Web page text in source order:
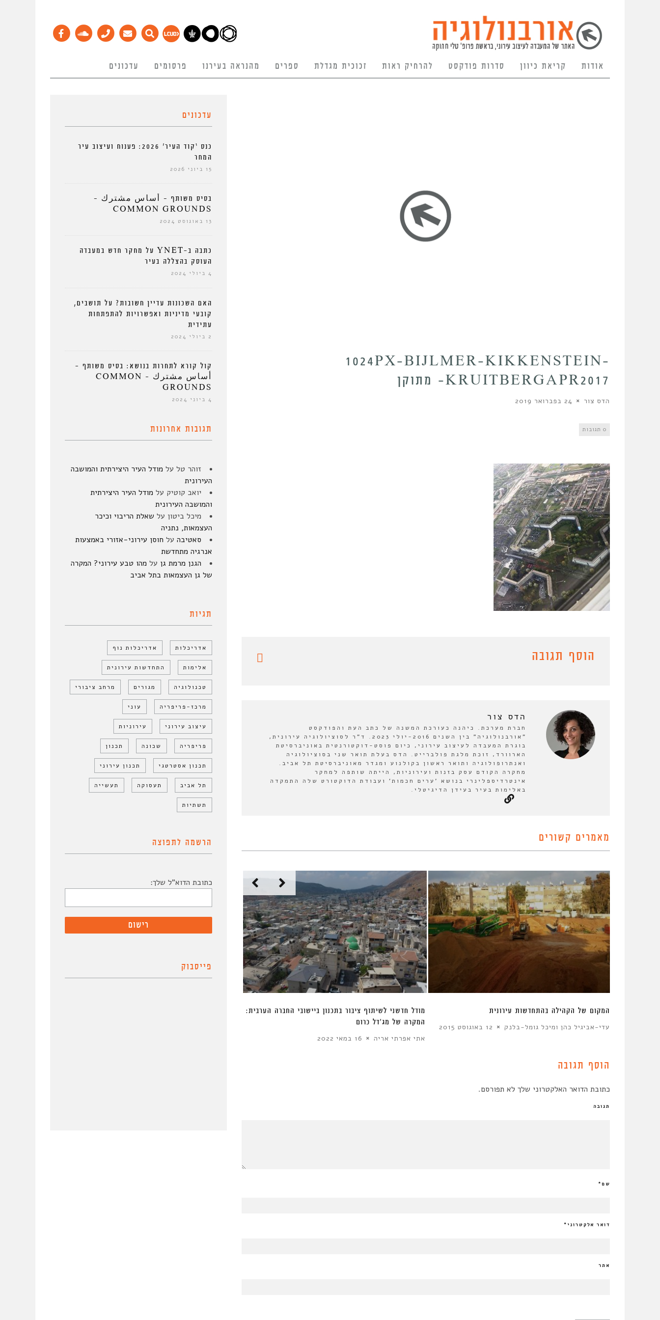
אודות קריאת כיוון סדרות פודקסט להרחיק ראות זכוכית מגדלת ספרים מהנראה בעירנו פרסומים עדכונים
1024PX-BIJLMER-KIKKENSTEIN-
KRUITBERGAPR2017- מתוקן
הדס צור 24 בפברואר 2019
0 תגובות
הוסף תגובה
הדס צור
חברת מערכת. כיהנה כעורכת המשנה של כתב העת והפודקסט
"אורבנולוגיה" בין השנים 2016-יולי 2023. ד"ר לסוציולוגיה עירונית,
בוגרת המעבדה לעיצוב עירוני, כיום פוסט-דוקטורנטית באוניברסיטת
הארוורד, זוכת מלגת פולברייט. הדס בעלת תואר שני בסוציולוגיה
ואנתרופולוגיה ותואר ראשון בקולנוע ומגדר מאוניברסיטת תל אביב.
מחקרה הקודם עסק בזנות ועירוניות, הייתה שותפה למחקר
אינטרדיספלינרי בנושא 'ערים חכמות' ועבודת הדוקטורט שלה התמקדה
באלימות בעיר בעידן הדיגיטלי.
מאמרים קשורים
מודל חדשני לשיתוף ציבור בתכנון ביישובי החברה הערבית:
המקרה של מג’דל כרום
אתי אפרתי אריה 16 במאי 2022
המקום של הקהילה בהתחדשות עירונית
עדי-אביגיל כהן ומיכל גומל-בלנק 12 באוגוסט 2015
הוסף תגובה
כתובת הדואר האלקטרוני שלך לא תפורסם.
תגובה
שם*
דואר אלקטרוני *
אתר
עדכונים
כנס ‘קוד העיר’ 2026: פענוח ועיצוב עיר
המחר
15 ביוני 2026
בסיס משותף – أساس مشترك –
COMMON GROUNDS
13 באוגוסט 2024
כתבה ב-YNET על מחקר חדש במעבדה
העוסק בהצללה בעיר
4 ביולי 2024
האם השכונות עדיין חשובות? על תושבים,
קובעי מדיניות ואפשרויות להתפתחות
עתידית
2 ביולי 2024
קול קורא לתחרות בנושא: בסיס משותף –
أساس مشترك – COMMON
GROUNDS
4 ביוני 2024
תגובות אחרונות
זוהר טל על מודל העיר היצירתית והמושבה
העירונית
יואב קוטיק על מודל העיר היצירתית
והמושבה העירונית
מיכל ביטון על שאלת הריבוי וכיכר
העצמאות, נתניה
סאטיבה על חוסן עירוני-אזורי באמצעות
אנרגיה מתחדשת
הגנן מרמת גן על מהו טבע עירוני? המקרה
של גן העצמאות בתל אביב
תגיות
אדריכלות אדריכלות נוף
אלימות התחדשות עירונית
טכנולוגיה מגורים מרחב ציבורי
מרכז-פריפריה עוני
עיצוב עירוני עירוניות
פריפריה שכונה תכנון
תכנון אסטרטגי תכנון עירוני
תל אביב תעסוקה תעשייה
תשתיות
הרשמה לתפוצה
כתובת הדוא"ל שלך:
פייסבוק